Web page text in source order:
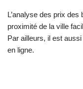
L’analyse des prix
proximité de la ville
Par ailleurs, il est aussi
en ligne.